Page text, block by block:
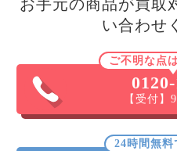
お手元の商品が買取
い合わせ
ご不明な点
【受付】
24時間無料